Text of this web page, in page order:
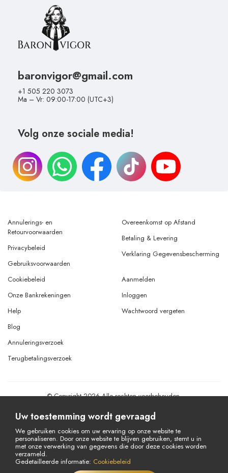
baronvigor@gmail.com
+1 505 220 3073
Ma – Vr: 09:00-17:00 (UTC+3)
Volg onze sociale media!
Annulerings- en
Retourvoorwaarden
Privacybeleid
Gebruiksvoorwaarden
Overeenkomst op Afstand
Betaling & Levering
Verklaring Gegevensbescherming
Cookiebeleid
Onze Bankrekeningen
Help
Aanmelden
Inloggen
Wachtwoord vergeten
Blog
Annuleringsverzoek
Terugbetalingsverzoek
© Copyright 2026 Alle rechten voorbehouden.
Uw toestemming wordt gevraagd
We gebruiken cookies om uw ervaring op onze website te
personaliseren. Door onze website te blijven gebruiken, stemt u in
met onze verwerking van gegevens die door deze cookies worden
verzameld.
Gedetailleerde informatie: Cookiebeleid